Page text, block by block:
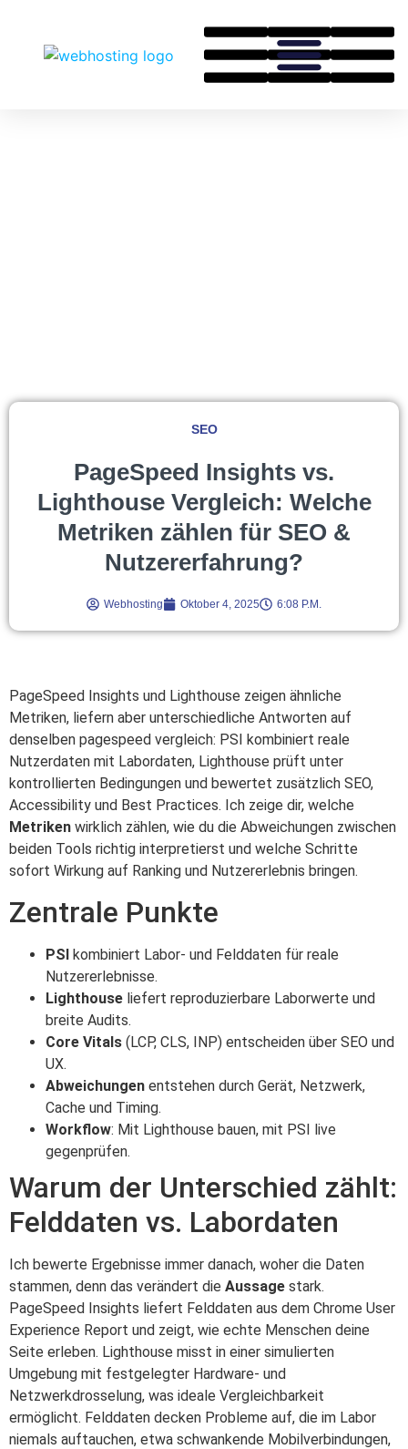
SEO
PageSpeed Insights vs.
Lighthouse Vergleich: Welche
Metriken zählen für SEO &
Nutzererfahrung?
Webhosting Oktober 4, 2025 6:08 P.m.
PageSpeed Insights und Lighthouse zeigen ähnliche
Metriken, liefern aber unterschiedliche Antworten auf
denselben pagespeed vergleich: PSI kombiniert reale
Nutzerdaten mit Labordaten, Lighthouse prüft unter
kontrollierten Bedingungen und bewertet zusätzlich SEO,
Accessibility und Best Practices. Ich zeige dir, welche
Metriken wirklich zählen, wie du die Abweichungen zwischen
beiden Tools richtig interpretierst und welche Schritte
sofort Wirkung auf Ranking und Nutzererlebnis bringen.
Zentrale Punkte
PSI kombiniert Labor- und Felddaten für reale
Nutzererlebnisse.
Lighthouse liefert reproduzierbare Laborwerte und
breite Audits.
Core Vitals (LCP, CLS, INP) entscheiden über SEO und
UX.
Abweichungen entstehen durch Gerät, Netzwerk,
Cache und Timing.
Workflow: Mit Lighthouse bauen, mit PSI live
gegenprüfen.
Warum der Unterschied zählt:
Felddaten vs. Labordaten
Ich bewerte Ergebnisse immer danach, woher die Daten
stammen, denn das verändert die Aussage stark.
PageSpeed Insights liefert Felddaten aus dem Chrome User
Experience Report und zeigt, wie echte Menschen deine
Seite erleben. Lighthouse misst in einer simulierten
Umgebung mit festgelegter Hardware- und
Netzwerkdrosselung, was ideale Vergleichbarkeit
ermöglicht. Felddaten decken Probleme auf, die im Labor
niemals auftauchen, etwa schwankende Mobilverbindungen,